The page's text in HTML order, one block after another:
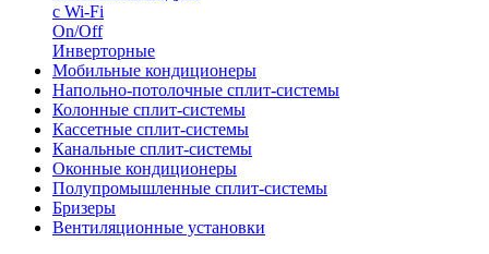
с Wi-Fi
On/Off
Инверторные
Мобильные кондиционеры
Напольно-потолоч​ные ​сплит-системы
Колонные ​​сплит-системы
Кассетные сплит-системы
Канальные сплит-системы
Оконные кондиционеры
Полупромышленные сплит-системы
Бризеры
Вентиляционные установки